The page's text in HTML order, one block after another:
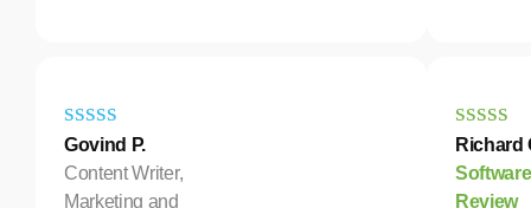
Govind P.
Content Writer,
Marketing and
Richard
Review